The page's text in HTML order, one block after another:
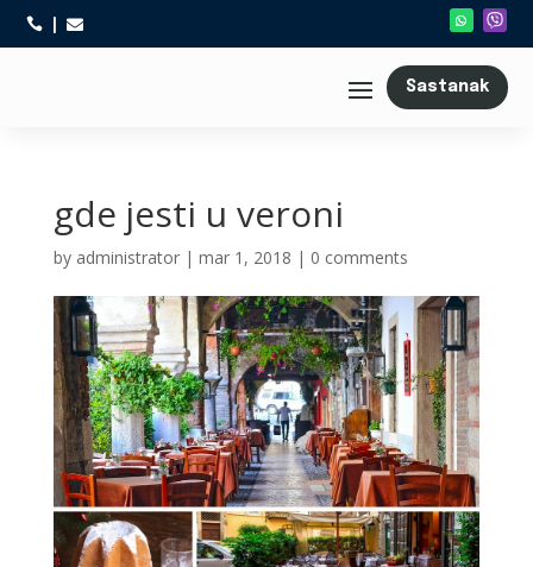
 
Sastanak
gde jesti u veroni
by administrator| mar 1, 2018 | 0 comments